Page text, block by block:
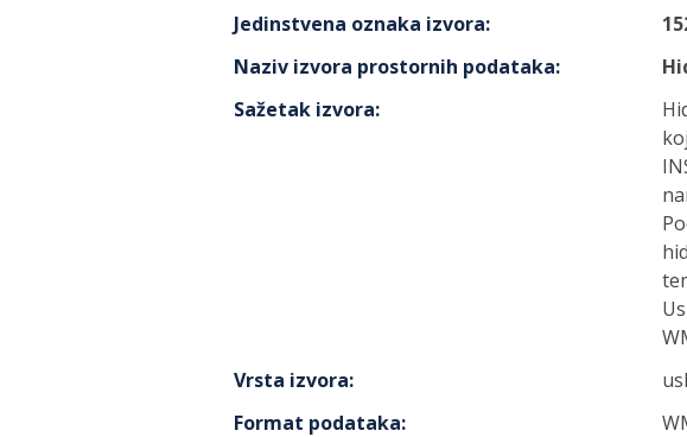
Jedinstvena oznaka izvora:
Naziv izvora prostornih podataka:
Sažetak izvora:
Vrsta izvora:
Format podataka: